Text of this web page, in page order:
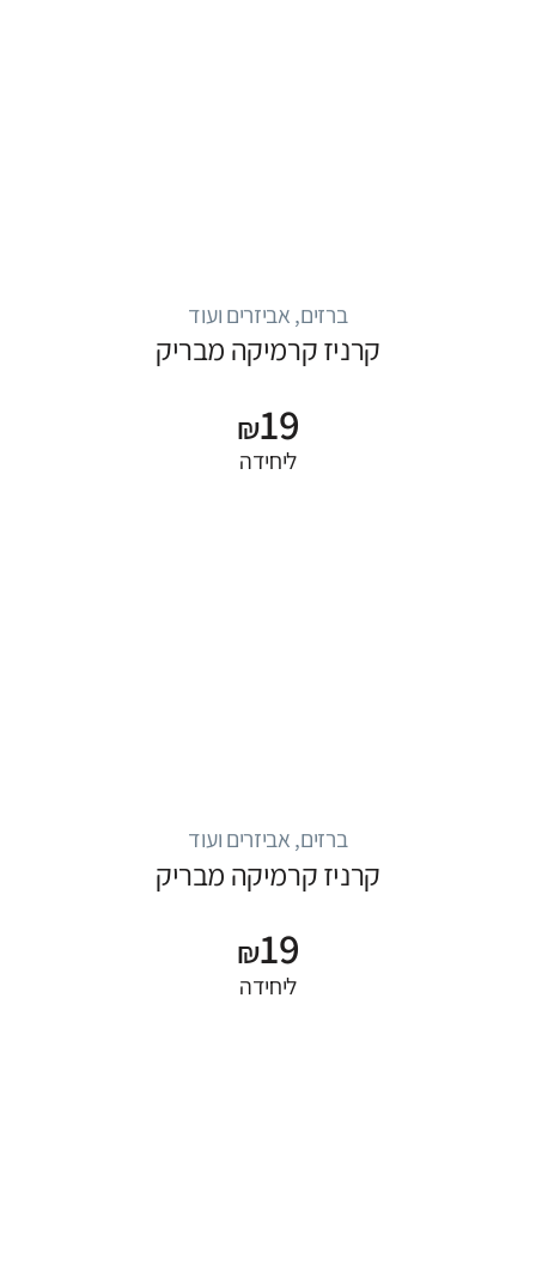
ברזים, אביזרים ועוד
קרניז קרמיקה מבריק
₪19
ליחידה
ברזים, אביזרים ועוד
קרניז קרמיקה מבריק
₪19
ליחידה